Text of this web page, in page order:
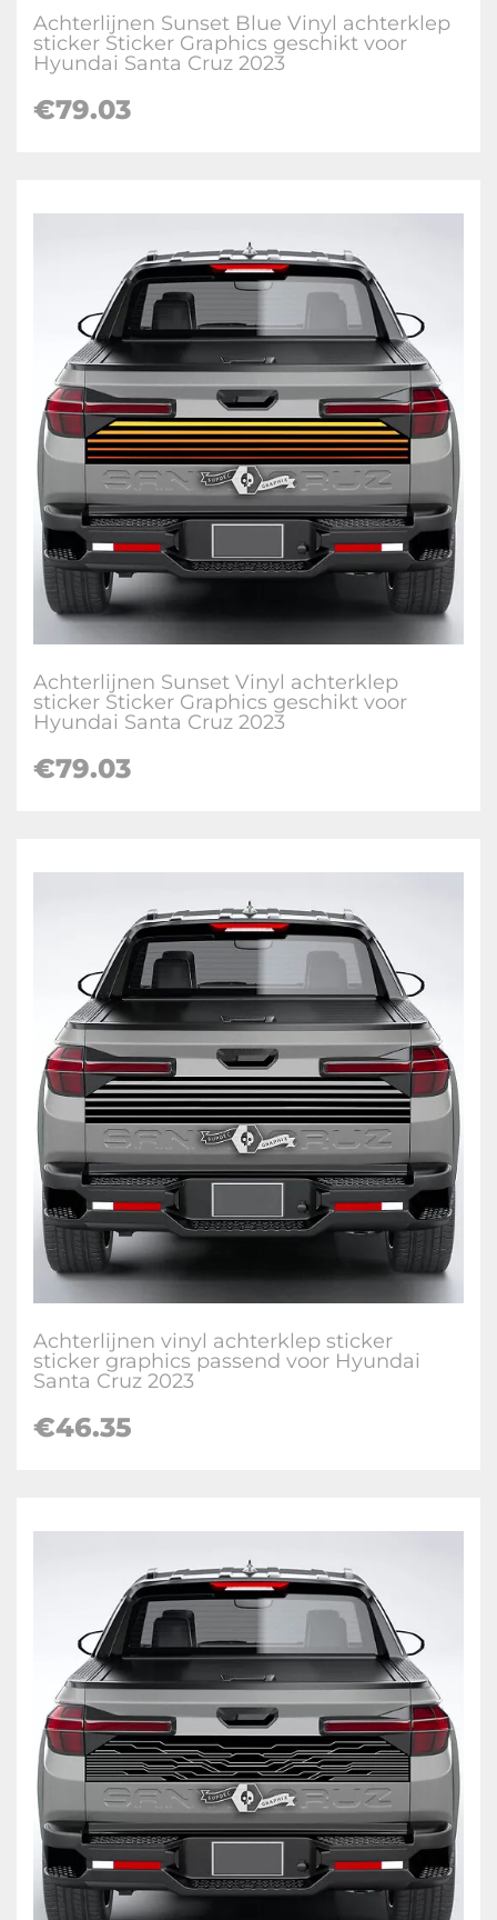
Achterlijnen Sunset Blue Vinyl achterklep
sticker Sticker Graphics geschikt voor
Hyundai Santa Cruz 2023
€79.03
Achterlijnen Sunset Vinyl achterklep
sticker Sticker Graphics geschikt voor
Hyundai Santa Cruz 2023
€79.03
Achterlijnen vinyl achterklep sticker
sticker graphics passend voor Hyundai
Santa Cruz 2023
€46.35